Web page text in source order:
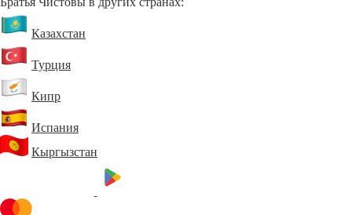
Казахстан
Турция
Кипр
Испания
Кыргызстан